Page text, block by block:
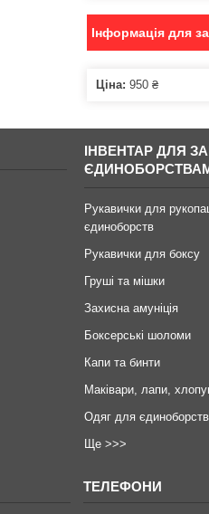
Інформація для
Ціна: 950 ₴
ІНВЕНТАР ДЛЯ
Рукавички для
єдиноборств
Рукавички для боксу
Груші та мішки
Захисна амуніція
Боксерські шоломи
Капи та бинти
Маківари, лапи,
Одяг для єдиноборств
Ще >>>